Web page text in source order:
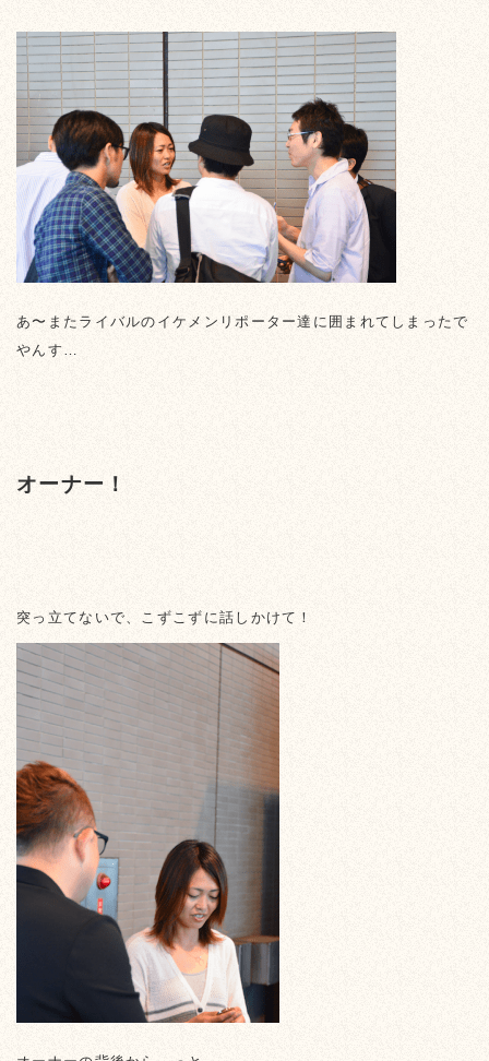
あ〜またライバルのイケメンリポーター達に囲まれてしまったで
やんす…
オーナー！
突っ立てないで、こずこずに話しかけて！